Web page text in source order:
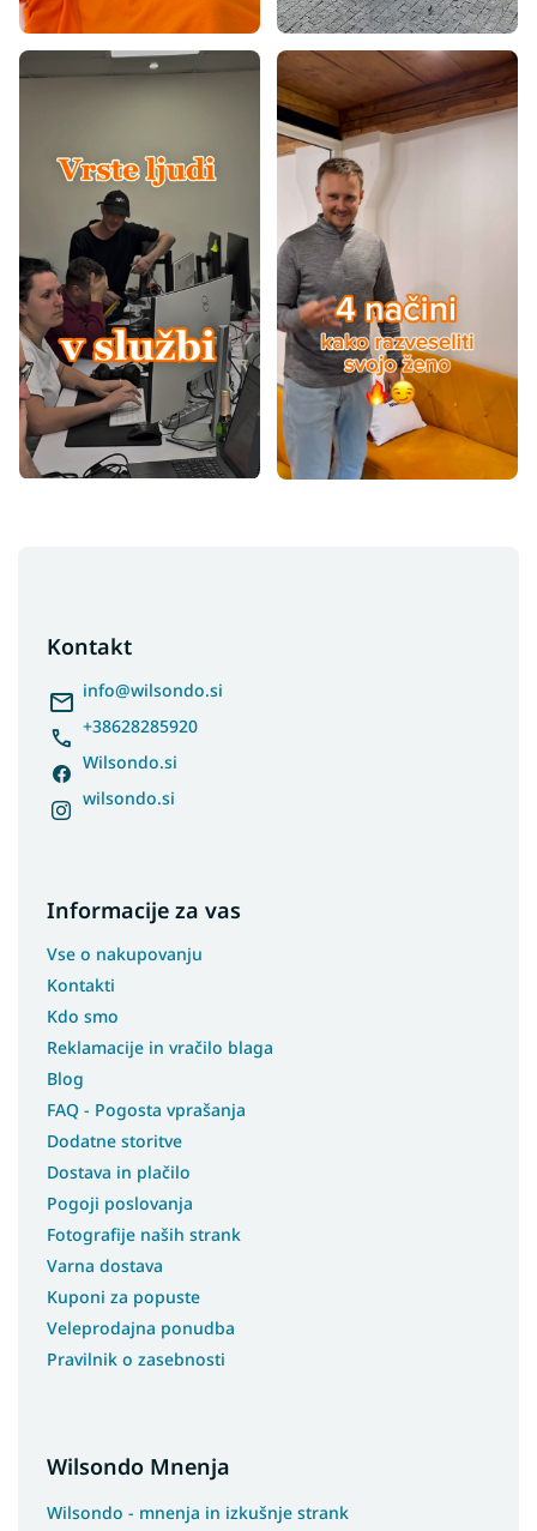
Kontakt
info@wilsondo.si
+38628285920
Wilsondo.si
wilsondo.si
Informacije za vas
Vse o nakupovanju
Kontakti
Kdo smo
Reklamacije in vračilo blaga
Blog
FAQ - Pogosta vprašanja
Dodatne storitve
Dostava in plačilo
Pogoji poslovanja
Fotografije naših strank
Varna dostava
Kuponi za popuste
Veleprodajna ponudba
Pravilnik o zasebnosti
Wilsondo Mnenja
Wilsondo - mnenja in izkušnje strank